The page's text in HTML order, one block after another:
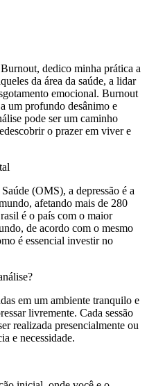
dedico minha prática a
da área da saúde, a lidar
emocional. Burnout
um profundo desânimo e
pode ser um caminho
o prazer em viver e
(OMS), a depressão é a
afetando mais de 280
é o país com o maior
de acordo com o mesmo
é essencial investir no
em um ambiente tranquilo e
livremente. Cada sessão
realizada presencialmente ou
e necessidade.